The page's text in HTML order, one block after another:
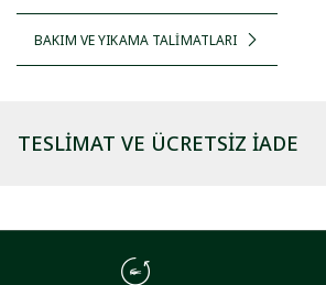
BAKIM VE YIKAMA TALİMATLARI
TESLIMAT VE ÜCRETSIZ İADE